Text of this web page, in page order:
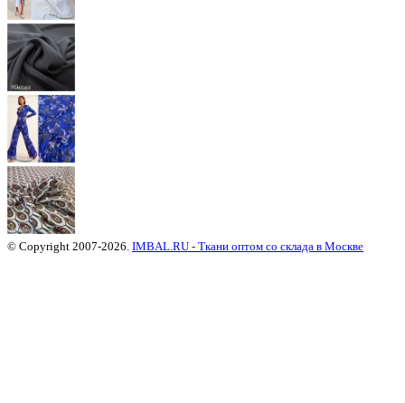
© Copyright 2007-2026. IMBAL.RU - Ткани оптом со склада в Москве